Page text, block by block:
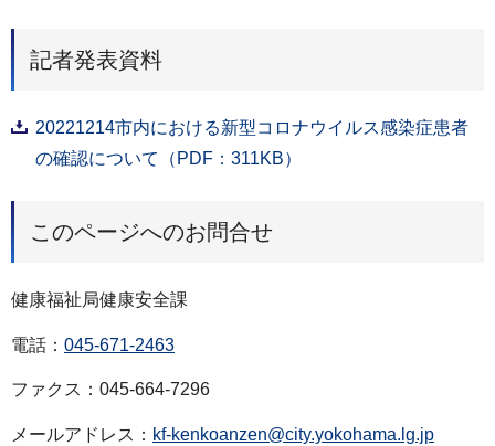
記者発表資料
20221214市内における新型コロナウイルス感染症患者
の確認について（PDF：311KB）
このページへのお問合せ
健康福祉局健康安全課
電話： 045-671-2463
ファクス：045-664-7296
メールアドレス： kf-kenkoanzen@city.yokohama.lg.jp